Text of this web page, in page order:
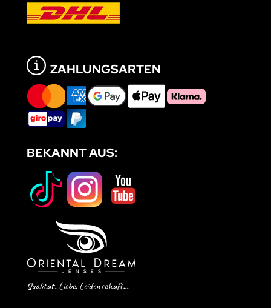
ZAHLUNGSARTEN
BEKANNT AUS:
Qualität. Liebe. Leidenschaft...